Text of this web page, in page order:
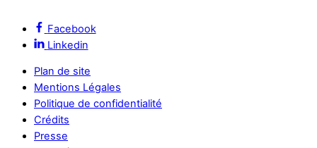
Facebook
Linkedin
Plan de site
Mentions Légales
Politique de confidentialité
Crédits
Presse